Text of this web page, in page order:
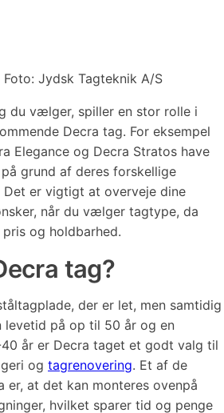
Foto: Jydsk Tagteknik A/S
du vælger, spiller en stor rolle i
Decra tag. For eksempel
Elegance og Decra Stratos have
grund af deres forskellige
Det er vigtigt at overveje dine
når du vælger tagtype, da
og holdbarhed.
tag?
der er let, men samtidig
på op til 50 år og en
år er Decra taget et godt valg til
og tagrenovering. Et af de
at det kan monteres ovenpå
hvilket sparer tid og penge